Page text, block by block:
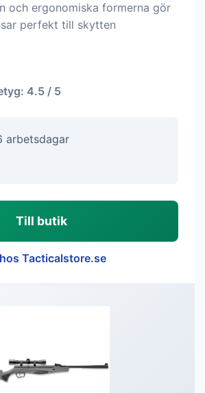
och ergonomiska formerna gör
perfekt till skytten
4.5 / 5
arbetsdagar
Till butik
Tacticalstore.se